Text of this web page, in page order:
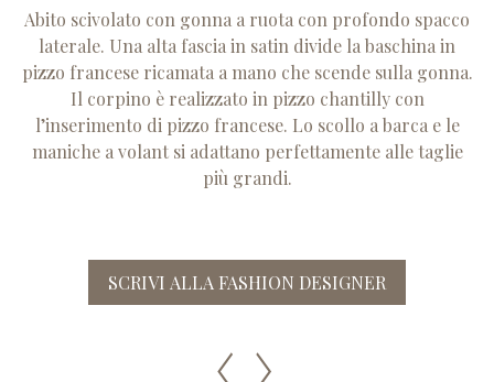
Abito scivolato con gonna a ruota con profondo spacco
laterale. Una alta fascia in satin divide la baschina in
pizzo francese ricamata a mano che scende sulla gonna.
Il corpino è realizzato in pizzo chantilly con
l’inserimento di pizzo francese. Lo scollo a barca e le
maniche a volant si adattano perfettamente alle taglie
più grandi.
SCRIVI ALLA FASHION DESIGNER